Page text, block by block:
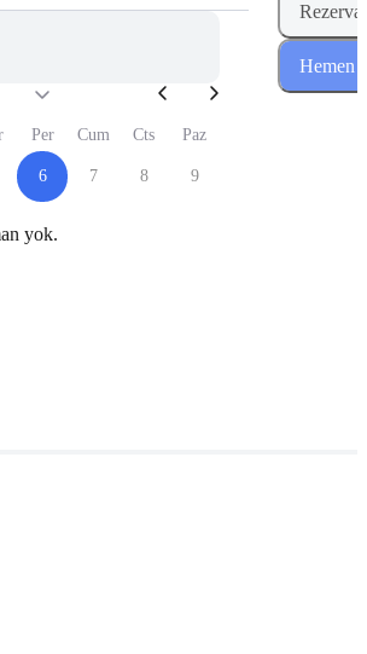
Per Cum Cts Paz
6 7 8 9
yok.
Hemen